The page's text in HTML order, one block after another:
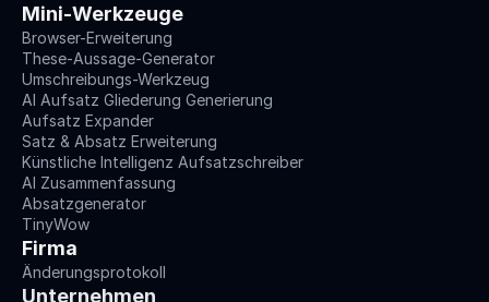
Mini-Werkzeuge
Browser-Erweiterung
These-Aussage-Generator
Umschreibungs-Werkzeug
AI Aufsatz Gliederung Generierung
Aufsatz Expander
Satz & Absatz Erweiterung
Künstliche Intelligenz Aufsatzschreiber
AI Zusammenfassung
Absatzgenerator
TinyWow
Firma
Änderungsprotokoll
Unternehmen